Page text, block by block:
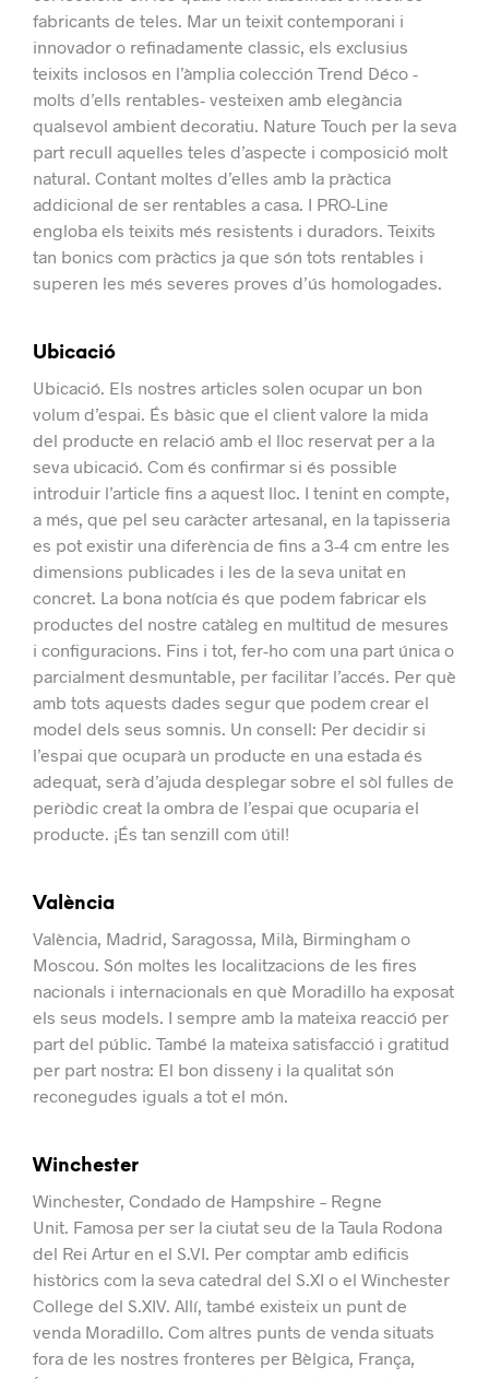
fabricants de teles. Mar un teixit contemporani i
innovador o refinadamente classic, els exclusius
teixits inclosos en l’àmplia colección Trend Déco -
molts d’ells rentables- vesteixen amb elegància
qualsevol ambient decoratiu. Nature Touch per la seva
part recull aquelles teles d’aspecte i composició molt
natural. Contant moltes d’elles amb la pràctica
addicional de ser rentables a casa. I PRO-Line
engloba els teixits més resistents i duradors. Teixits
tan bonics com pràctics ja que són tots rentables i
superen les més severes proves d’ús homologades.
Ubicació
Ubicació. Els nostres articles solen ocupar un bon
volum d’espai. És bàsic que el client valore la mida
del producte en relació amb el lloc reservat per a la
seva ubicació. Com és confirmar si és possible
introduir l’article fins a aquest lloc. I tenint en compte,
a més, que pel seu caràcter artesanal, en la tapisseria
es pot existir una diferència de fins a 3-4 cm entre les
dimensions publicades i les de la seva unitat en
concret. La bona notícia és que podem fabricar els
productes del nostre catàleg en multitud de mesures
i configuracions. Fins i tot, fer-ho com una part única o
parcialment desmuntable, per facilitar l’accés. Per què
amb tots aquests dades segur que podem crear el
model dels seus somnis. Un consell: Per decidir si
l’espai que ocuparà un producte en una estada és
adequat, serà d’ajuda desplegar sobre el sòl fulles de
periòdic creat la ombra de l’espai que ocuparia el
producte. ¡És tan senzill com útil!
València
València, Madrid, Saragossa, Milà, Birmingham o
Moscou. Són moltes les localitzacions de les fires
nacionals i internacionals en què Moradillo ha exposat
els seus models. I sempre amb la mateixa reacció per
part del públic. També la mateixa satisfacció i gratitud
per part nostra: El bon disseny i la qualitat són
reconegudes iguals a tot el món.
Winchester
Winchester, Condado de Hampshire – Regne
Unit. Famosa per ser la ciutat seu de la Taula Rodona
del Rei Artur en el S.VI. Per comptar amb edificis
històrics com la seva catedral del S.XI o el Winchester
College del S.XIV. Allí, també existeix un punt de
venda Moradillo. Com altres punts de venda situats
fora de les nostres fronteres per Bèlgica, França,